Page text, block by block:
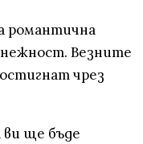
романтична
Везните
чрез
ще бъде